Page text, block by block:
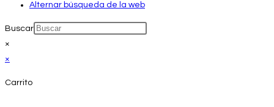
Alternar búsqueda de la web
Buscar
×
×
Carrito